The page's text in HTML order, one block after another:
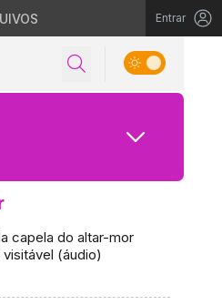
Entrar
capela do altar-mor
(áudio)